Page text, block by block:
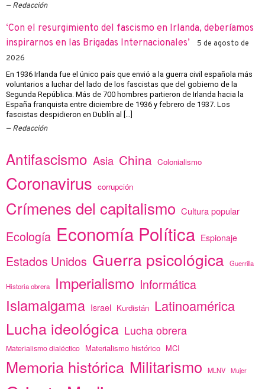
Redacción
‘Con el resurgimiento del fascismo en Irlanda, deberíamos
inspirarnos en las Brigadas Internacionales’
5 de agosto de
2026
En 1936 Irlanda fue el único país que envió a la guerra civil española más
voluntarios a luchar del lado de los fascistas que del gobierno de la
Segunda República. Más de 700 hombres partieron de Irlanda hacia la
España franquista entre diciembre de 1936 y febrero de 1937. Los
fascistas despidieron en Dublín al […]
Redacción
Antifascismo Asia China Colonialismo
Coronavirus corrupción
Crímenes del capitalismo Cultura popular
Ecología Economía Política Espionaje
Estados Unidos Guerra psicológica Guerrilla
Historia obrera Imperialismo Informática
Islamalgama Israel Kurdistán Latinoamérica
Lucha ideológica Lucha obrera
Materialismo dialéctico Materialismo histórico MCI
Memoria histórica Militarismo MLNV Mujer